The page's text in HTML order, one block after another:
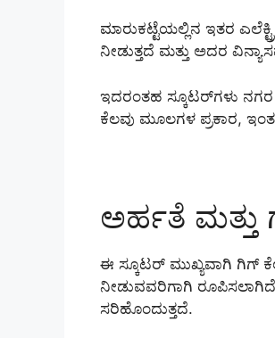
ಮಾರುಕಟ್ಟೆಯಲ್ಲಿನ ಇತರ
ನೀಡುತ್ತದೆ ಮತ್ತು ಅದರ
ಇದರಂತಹ ಸ್ಕೂಟರ್‌ಗಳು ನಗರ
ಕೆಲವು ಮೂಲಗಳ ಪ್ರಕಾರ,
ಅರ್ಹತೆ ಮತ್ತು
ಈ ಸ್ಕೂಟರ್ ಮುಖ್ಯವಾಗಿ ಗಿಗ್
ನೀಡುವವರಿಗಾಗಿ
ಸರಿಹೊಂದುತ್ತದೆ.